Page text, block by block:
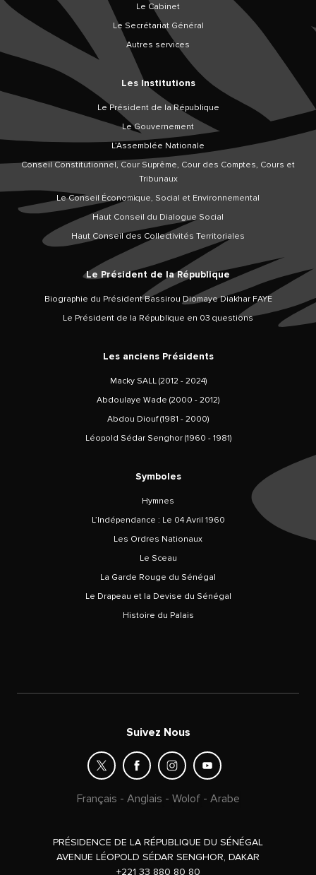
Le Cabinet
Le Secrétariat Général
Autres services
Les Institutions
Le Président de la République
Le Gouvernement
L’Assemblée Nationale
Conseil Constitutionnel, Cour Suprême, Cour des Comptes, Cours et
Tribunaux
Le Conseil Économique, Social et Environnemental
Haut Conseil du Dialogue Social
Haut Conseil des Collectivités Territoriales
Le Président de la République
Biographie du Président Bassirou Diomaye Diakhar FAYE
Le Président de la République en 03 questions
Les anciens Présidents
Macky SALL (2012 - 2024)
Abdoulaye Wade (2000 - 2012)
Abdou Diouf (1981 - 2000)
Léopold Sédar Senghor (1960 - 1981)
Symboles
Hymnes
L’Indépendance : Le 04 Avril 1960
Les Ordres Nationaux
Le Sceau
La Garde Rouge du Sénégal
Le Drapeau et la Devise du Sénégal
Histoire du Palais
Suivez Nous
Français - Anglais - Wolof- Arabe
PRÉSIDENCE DE LA RÉPUBLIQUE DU SÉNÉGAL
AVENUE LÉOPOLD SÉDAR SENGHOR, DAKAR
+221 33 880 80 80